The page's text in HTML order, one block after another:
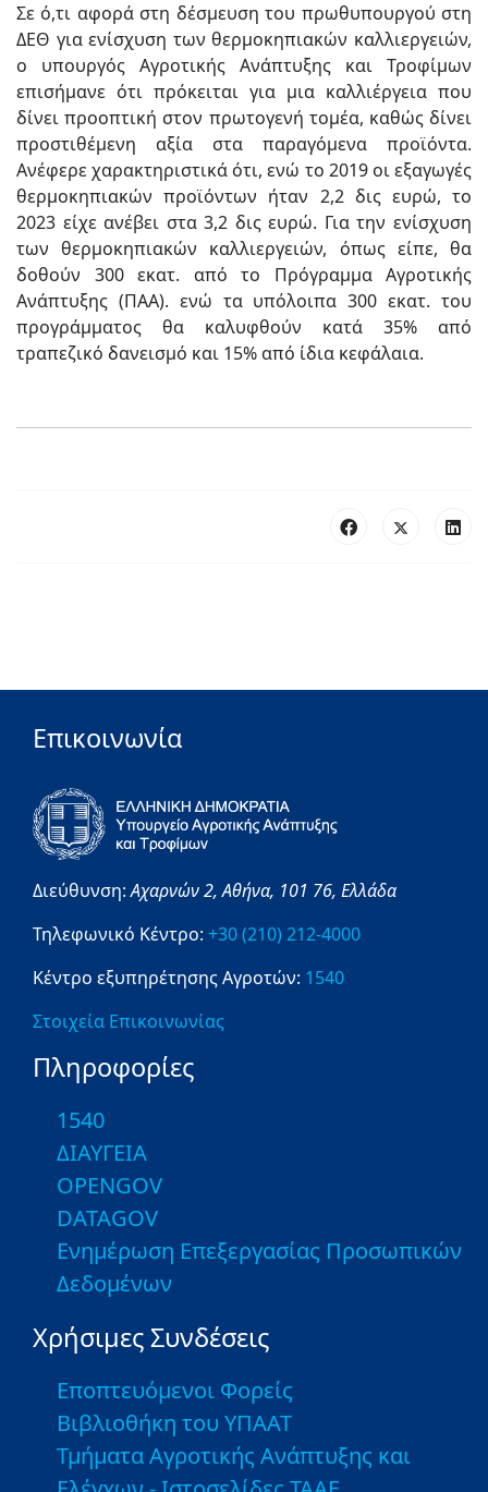
Σε ό,τι αφορά στη δέσμευση του πρωθυπουργού στη
ΔΕΘ για ενίσχυση των θερμοκηπιακών καλλιεργειών,
ο υπουργός Αγροτικής Ανάπτυξης και Τροφίμων
επισήμανε ότι πρόκειται για μια καλλιέργεια που
δίνει προοπτική στον πρωτογενή τομέα, καθώς δίνει
προστιθέμενη αξία στα παραγόμενα προϊόντα.
Ανέφερε χαρακτηριστικά ότι, ενώ το 2019 οι εξαγωγές
θερμοκηπιακών προϊόντων ήταν 2,2 δις ευρώ, το
2023 είχε ανέβει στα 3,2 δις ευρώ. Για την ενίσχυση
των θερμοκηπιακών καλλιεργειών, όπως είπε, θα
δοθούν 300 εκατ. από το Πρόγραμμα Αγροτικής
Ανάπτυξης (ΠΑΑ). ενώ τα υπόλοιπα 300 εκατ. του
προγράμματος θα καλυφθούν κατά 35% από
τραπεζικό δανεισμό και 15% από ίδια κεφάλαια.
Επικοινωνία
Διεύθυνση:Αχαρνών 2,Αθήνα, 101 76, Ελλάδα
Τηλεφωνικό Κέντρο: +30 (210) 212-4000
Κέντρο εξυπηρέτησης Αγροτών: 1540
Στοιχεία Επικοινωνίας
Πληροφορίες
1540
ΔΙΑΥΓΕΙΑ
OPENGOV
DATAGOV
Ενημέρωση Επεξεργασίας Προσωπικών
Δεδομένων
Χρήσιμες Συνδέσεις
Εποπτευόμενοι Φορείς
Βιβλιοθήκη του ΥΠΑΑΤ
Τμήματα Αγροτικής Ανάπτυξης και